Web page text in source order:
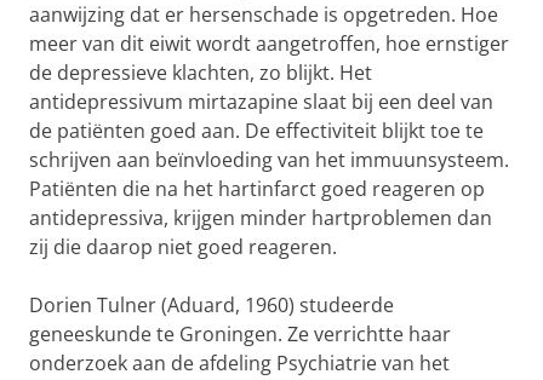
aanwijzing dat er hersenschade is opgetreden. Hoe
meer van dit eiwit wordt aangetroffen, hoe ernstiger
de depressieve klachten, zo blijkt. Het
antidepressivum mirtazapine slaat bij een deel van
de patiënten goed aan. De effectiviteit blijkt toe te
schrijven aan beïnvloeding van het immuunsysteem.
Patiënten die na het hartinfarct goed reageren op
antidepressiva, krijgen minder hartproblemen dan
zij die daarop niet goed reageren.
Dorien Tulner (Aduard, 1960) studeerde
geneeskunde te Groningen. Ze verrichtte haar
onderzoek aan de afdeling Psychiatrie van het